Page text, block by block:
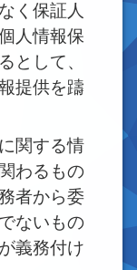
く保証人
人情報保
として、
提供を躊
関する情
わるもの
者から委
ないもの
義務付け